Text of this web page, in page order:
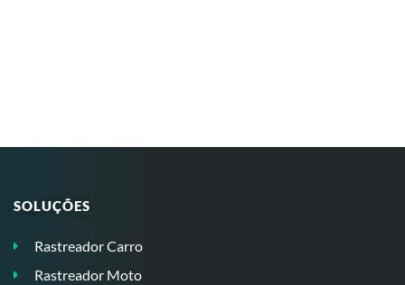
SOLUÇÕES
Rastreador Carro
Rastreador Moto